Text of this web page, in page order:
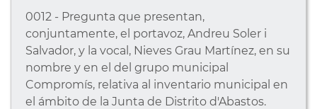
0012 - Pregunta que presentan,
conjuntamente, el portavoz, Andreu Soler i
Salvador, y la vocal, Nieves Grau Martínez, en su
nombre y en el del grupo municipal
Compromís, relativa al inventario municipal en
el ámbito de la Junta de Distrito d'Abastos.